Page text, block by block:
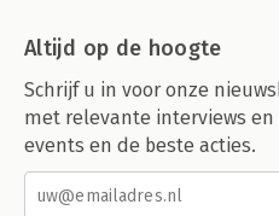
Altijd op de hoogte
Schrijf u in voor onze
met relevante interviews
events en de beste acties.